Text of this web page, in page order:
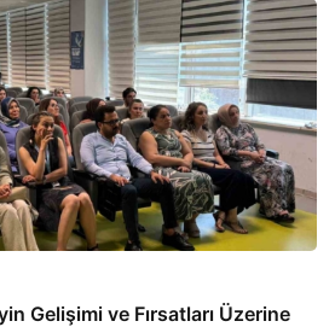
Gelişimi ve Fırsatları Üzerine